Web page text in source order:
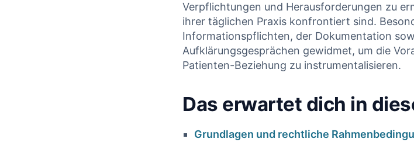
Verpflichtungen und‍ Herausforderungen zu
ihrer​ täglichen Praxis konfrontiert sind.
Informationspflichten, der Dokumentation
Aufklärungsgesprächen gewidmet, ⁢um die
Patienten-Beziehung zu ⁣instrumentalisieren.
Das erwartet dich in
Grundlagen ⁤und​ rechtliche